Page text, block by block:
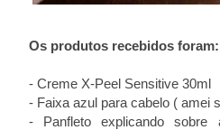
Os produtos recebidos foram:
- Creme X-Peel Sensitive 30ml
- Faixa azul para cabelo ( amei
- Panfleto explicando sobre